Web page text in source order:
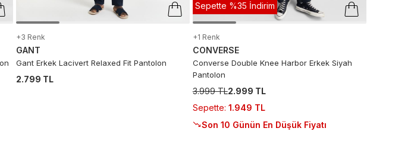
+3 Renk
GANT
Gant Erkek Lacivert Relaxed Fit Pantolon
2.799 TL
Sepette %35 İndirim
+1 Renk
CONVERSE
Converse Double Knee Harbor Erkek Siyah
Pantolon
3.999 TL2.999 TL
Sepette: 1.949 TL
Son 10 Günün En Düşük Fiyatı